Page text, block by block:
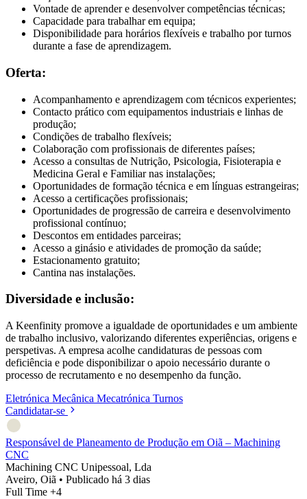
Vontade de aprender e desenvolver competências técnicas;
Capacidade para trabalhar em equipa;
Disponibilidade para horários flexíveis e trabalho por turnos
durante a fase de aprendizagem.
Oferta:
Acompanhamento e aprendizagem com técnicos experientes;
Contacto prático com equipamentos industriais e linhas de
produção;
Condições de trabalho flexíveis;
Colaboração com profissionais de diferentes países;
Acesso a consultas de Nutrição, Psicologia, Fisioterapia e
Medicina Geral e Familiar nas instalações;
Oportunidades de formação técnica e em línguas estrangeiras;
Acesso a certificações profissionais;
Oportunidades de progressão de carreira e desenvolvimento
profissional contínuo;
Descontos em entidades parceiras;
Acesso a ginásio e atividades de promoção da saúde;
Estacionamento gratuito;
Cantina nas instalações.
Diversidade e inclusão:
A Keenfinity promove a igualdade de oportunidades e um ambiente
de trabalho inclusivo, valorizando diferentes experiências, origens e
perspetivas. A empresa acolhe candidaturas de pessoas com
deficiência e pode disponibilizar o apoio necessário durante o
processo de recrutamento e no desempenho da função.
Eletrónica Mecânica Mecatrónica Turnos
Candidatar-se
Responsável de Planeamento de Produção em Oiã – Machining
CNC
Machining CNC Unipessoal, Lda
Aveiro, Oiã • Publicado há 3 dias
Full Time +4